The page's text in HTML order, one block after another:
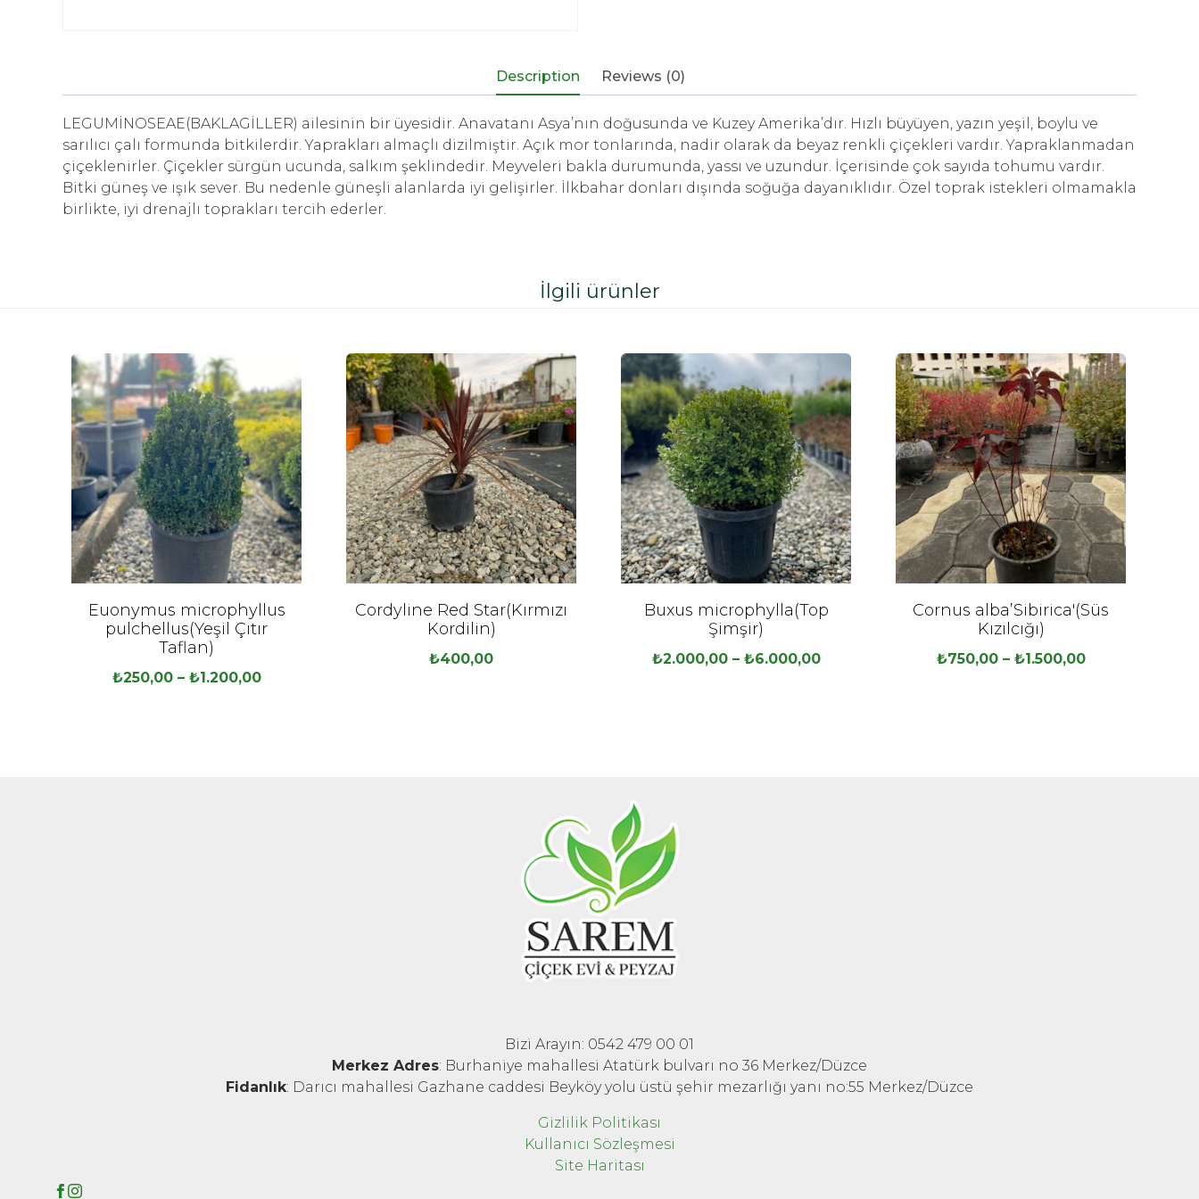
Description Reviews (0)
LEGUMİNOSEAE(BAKLAGİLLER) ailesinin bir üyesidir. Anavatanı Asya’nın doğusunda ve Kuzey Amerika’dır. Hızlı büyüyen, yazın yeşil, boylu ve
sarılıcı çalı formunda bitkilerdir. Yaprakları almaçlı dizilmiştir. Açık mor tonlarında, nadir olarak da beyaz renkli çiçekleri vardır. Yapraklanmadan
çiçeklenirler. Çiçekler sürgün ucunda, salkım şeklindedir. Meyveleri bakla durumunda, yassı ve uzundur. İçerisinde çok sayıda tohumu vardır.
Bitki güneş ve ışık sever. Bu nedenle güneşli alanlarda iyi gelişirler. İlkbahar donları dışında soğuğa dayanıklıdır. Özel toprak istekleri olmamakla
birlikte, iyi drenajlı toprakları tercih ederler.
İlgili ürünler
Euonymus microphyllus
pulchellus(Yeşil Çıtır
Taflan)
₺250,00– ₺1.200,00
Cordyline Red Star(Kırmızı
Kordilin)
₺400,00
Buxus microphylla(Top
Şimşir)
₺2.000,00– ₺6.000,00
Cornus alba’Sibirica'(Süs
Kızılcığı)
₺750,00– ₺1.500,00
İletişime Geç
Bizi Arayın: 0542 479 00 01
Merkez Adres: Burhaniye mahallesi Atatürk bulvarı no 36 Merkez/Düzce
Fidanlık: Darıcı mahallesi Gazhane caddesi Beyköy yolu üstü şehir mezarlığı yanı no:55 Merkez/Düzce
Gizlilik Politikası
Kullanıcı Sözleşmesi
Site Haritası